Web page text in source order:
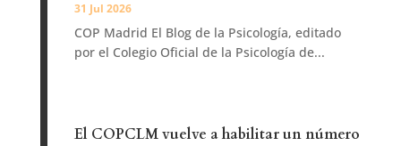
31 Jul 2026
COP Madrid El Blog de la Psicología, editado
por el Colegio Oficial de la Psicología de...
El COPCLM vuelve a habilitar un número